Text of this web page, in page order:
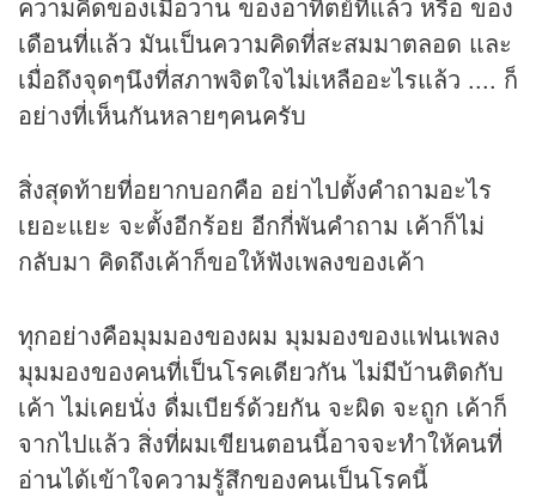
เดือนที่แล้ว มันเป็นความคิดที่สะสมมาตลอด และ
เมื่อถึงจุดๆนึงที่สภาพจิตใจไม่เหลืออะไรแล้ว .... ก็
อย่างที่เห็นกันหลายๆคนครับ
สิ่งสุดท้ายที่อยากบอกคือ อย่าไปตั้งคำถามอะไร
เยอะแยะ จะตั้งอีกร้อย อีกกี่พันคำถาม เค้าก็ไม่
กลับมา คิดถึงเค้าก็ขอให้ฟังเพลงของเค้า
ทุกอย่างคือมุมมองของผม มุมมองของแฟนเพลง
มุมมองของคนที่เป็นโรคเดียวกัน ไม่มีบ้านติดกับ
เค้า ไม่เคยนั่ง ดื่มเบียร์ด้วยกัน จะผิด จะถูก เค้าก็
จากไปแล้ว สิ่งที่ผมเขียนตอนนี้อาจจะทำให้คนที่
อ่านได้เข้าใจความรู้สึกของคนเป็นโรคนี้